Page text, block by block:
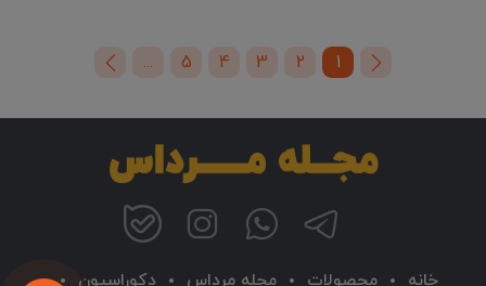
1
2
3
4
5
...
خانه محصولات مجله مرداس دکوراسیون